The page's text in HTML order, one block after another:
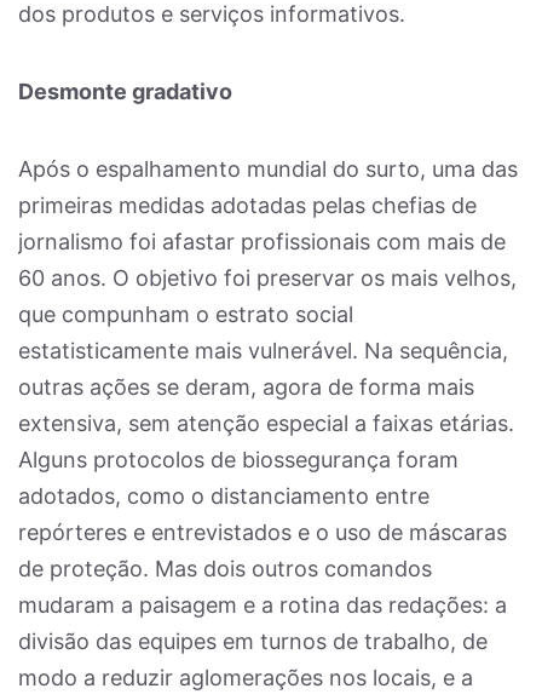
dos produtos e serviços informativos.
Desmonte gradativo
Após o espalhamento mundial do surto, uma das
primeiras medidas adotadas pelas chefias de
jornalismo foi afastar profissionais com mais de
60 anos. O objetivo foi preservar os mais velhos,
que compunham o estrato social
estatisticamente mais vulnerável. Na sequência,
outras ações se deram, agora de forma mais
extensiva, sem atenção especial a faixas etárias.
Alguns protocolos de biossegurança foram
adotados, como o distanciamento entre
repórteres e entrevistados e o uso de máscaras
de proteção. Mas dois outros comandos
mudaram a paisagem e a rotina das redações: a
divisão das equipes em turnos de trabalho, de
modo a reduzir aglomerações nos locais, e a